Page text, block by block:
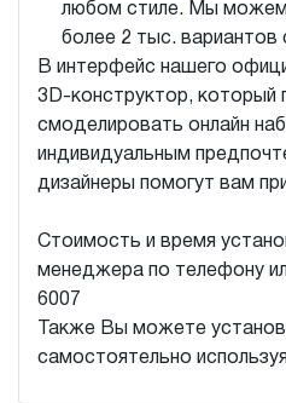
любом стиле. Мы
более 2 тыс. вариантов
В интерфейс нашего
3D-конструктор, который
смоделировать онлайн
индивидуальным
дизайнеры помогут вам
Стоимость и время
менеджера по телефону
6007
Также Вы можете
самостоятельно используя